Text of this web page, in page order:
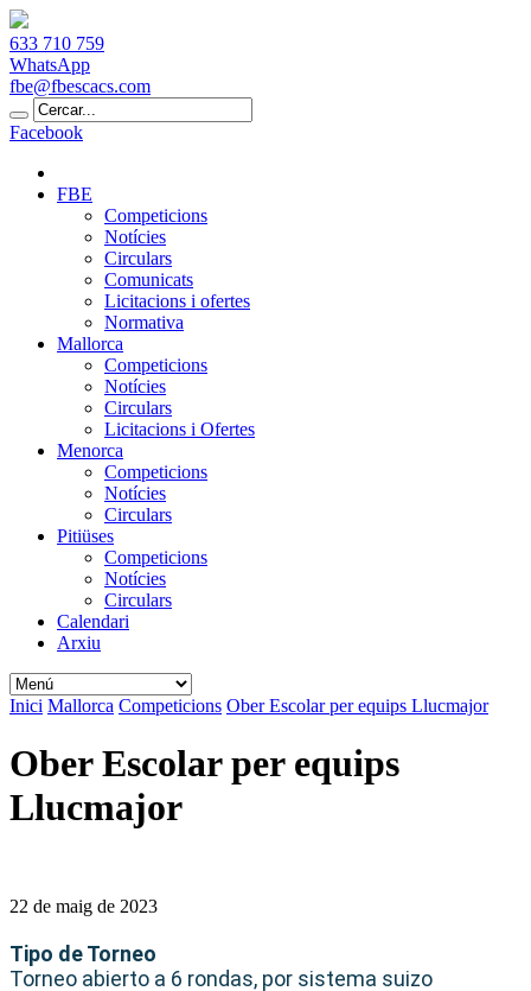
633 710 759
WhatsApp
fbe@fbescacs.com
Facebook
FBE
Competicions
Notícies
Circulars
Comunicats
Licitacions i ofertes
Normativa
Mallorca
Competicions
Notícies
Circulars
Licitacions i Ofertes
Menorca
Competicions
Notícies
Circulars
Pitiüses
Competicions
Notícies
Circulars
Calendari
Arxiu
Inici Mallorca Competicions Ober Escolar per equips Llucmajor
Ober Escolar per equips
Llucmajor
22 de maig de 2023
Tipo de Torneo
Torneo abierto a 6 rondas, por sistema suizo